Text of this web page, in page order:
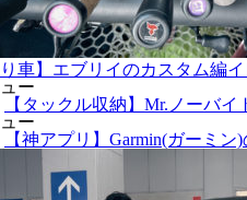
り車】エブリイのカスタム編
ュー
【タックル収納】Mr.ノーバ
ュー
【神アプリ】Garmin(ガーミン